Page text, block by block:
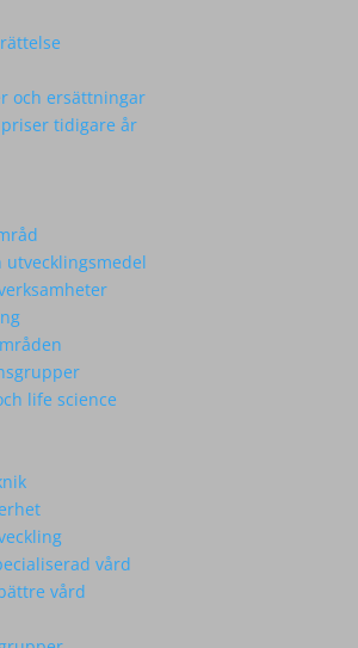
och ersättningar
tidigare år
utvecklingsmedel
life science
vård
vård